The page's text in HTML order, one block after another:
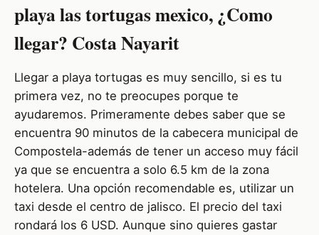
playa las tortugas mexico, ¿Como
llegar? Costa Nayarit
Llegar a playa tortugas es muy sencillo, si es tu
primera vez, no te preocupes porque te
ayudaremos. Primeramente debes saber que se
encuentra 90 minutos de la cabecera municipal de
Compostela-además de tener un acceso muy fácil
ya que se encuentra a solo 6.5 km de la zona
hotelera. Una opción recomendable es, utilizar un
taxi desde el centro de jalisco. El precio del taxi
rondará los 6 USD. Aunque sino quieres gastar